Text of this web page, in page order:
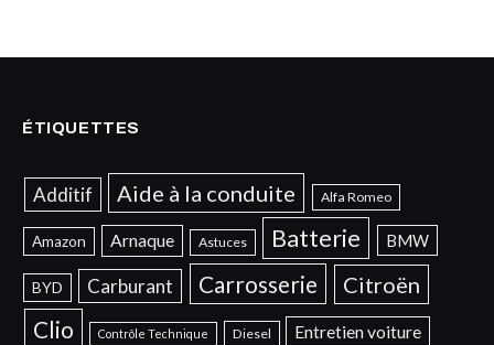
ÉTIQUETTES
Additif Aide à la conduite Alfa Romeo
Amazon Arnaque Astuces Batterie BMW
BYD Carburant Carrosserie Citroën
Clio Contrôle Technique Diesel Entretien voiture